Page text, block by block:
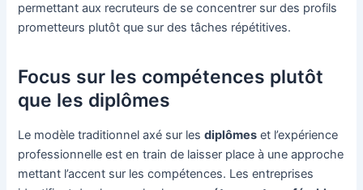
permettant aux recruteurs de se concentrer sur des profils
prometteurs plutôt que sur des tâches répétitives.
Focus sur les compétences plutôt
que les diplômes
Le modèle traditionnel axé sur lesdiplômes et l’expérience
professionnelle est en train de laisser place à une approche
mettant l’accent sur les compétences. Les entreprises